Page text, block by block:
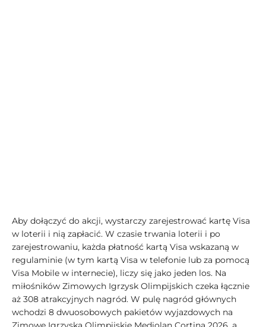
Aby dołączyć do akcji, wystarczy zarejestrować kartę Visa
w loterii i nią zapłacić. W czasie trwania loterii i po
zarejestrowaniu, każda płatność kartą Visa wskazaną w
regulaminie (w tym kartą Visa w telefonie lub za pomocą
Visa Mobile w internecie), liczy się jako jeden los. Na
miłośników Zimowych Igrzysk Olimpijskich czeka łącznie
aż 308 atrakcyjnych nagród. W pulę nagród głównych
wchodzi 8 dwuosobowych pakietów wyjazdowych na